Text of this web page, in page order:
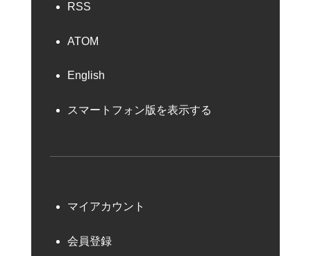
RSS
ATOM
English
スマートフォン版を表示する
マイアカウント
会員登録